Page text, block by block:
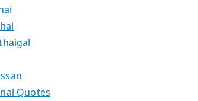
Quotes